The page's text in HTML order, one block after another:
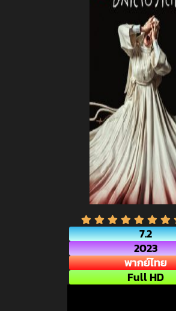
7.2
2023
พากย์ไทย
Full HD